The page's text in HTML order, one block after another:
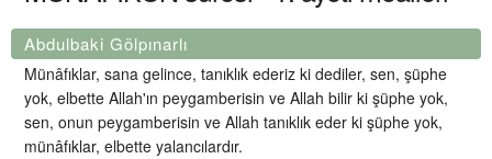
Abdulbaki Gölpınarlı
Münâfıklar, sana gelince, tanıklık ederiz ki dediler, sen, şüphe
yok, elbette Allah'ın peygamberisin ve Allah bilir ki şüphe yok,
sen, onun peygamberisin ve Allah tanıklık eder ki şüphe yok,
münâfıklar, elbette yalancılardır.